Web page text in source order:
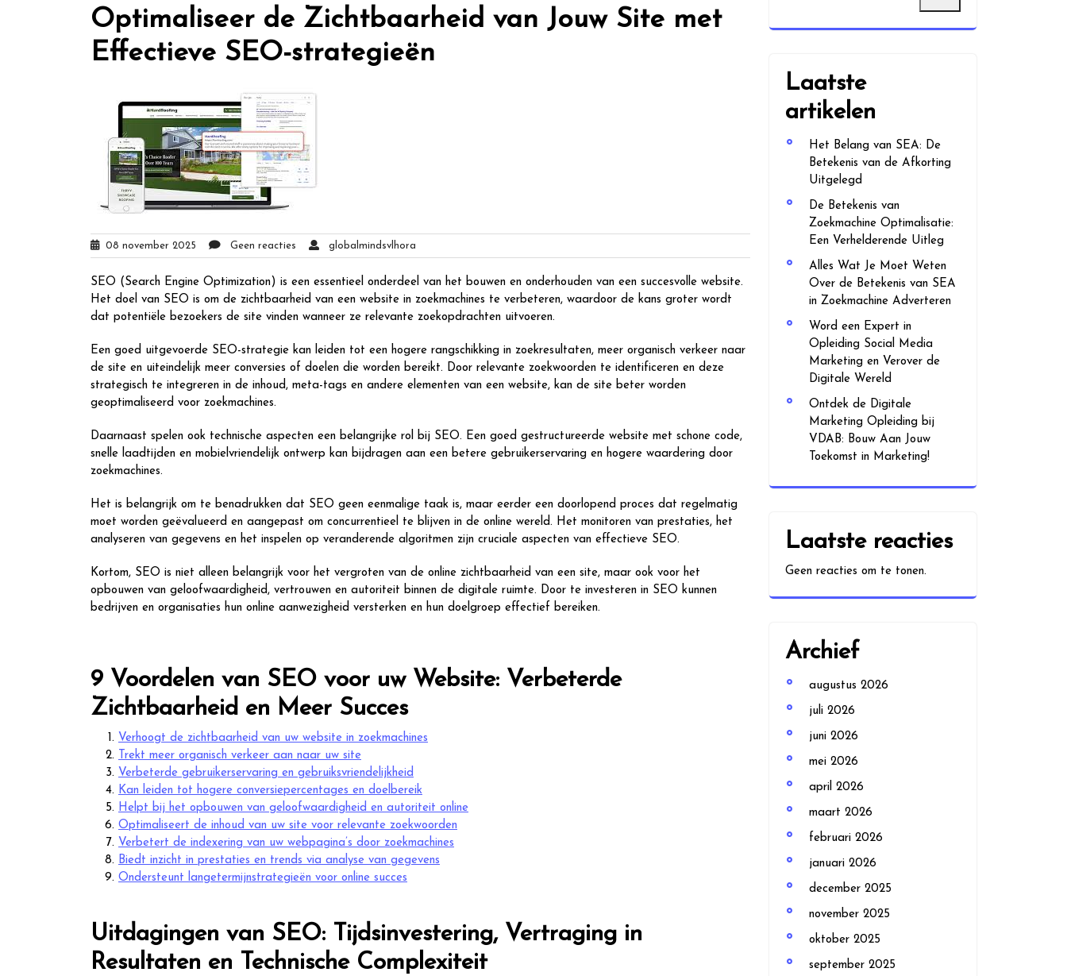
Optimaliseer de Zichtbaarheid van Jouw Site met
Effectieve SEO-strategieën
08 november 2025 Geen reacties globalmindsvlhora
SEO (Search Engine Optimization) is een essentieel onderdeel van het bouwen en onderhouden van een succesvolle website.
Het doel van SEO is om de zichtbaarheid van een website in zoekmachines te verbeteren, waardoor de kans groter wordt
dat potentiële bezoekers de site vinden wanneer ze relevante zoekopdrachten uitvoeren.
Een goed uitgevoerde SEO-strategie kan leiden tot een hogere rangschikking in zoekresultaten, meer organisch verkeer naar
de site en uiteindelijk meer conversies of doelen die worden bereikt. Door relevante zoekwoorden te identificeren en deze
strategisch te integreren in de inhoud, meta-tags en andere elementen van een website, kan de site beter worden
geoptimaliseerd voor zoekmachines.
Daarnaast spelen ook technische aspecten een belangrijke rol bij SEO. Een goed gestructureerde website met schone code,
snelle laadtijden en mobielvriendelijk ontwerp kan bijdragen aan een betere gebruikerservaring en hogere waardering door
zoekmachines.
Het is belangrijk om te benadrukken dat SEO geen eenmalige taak is, maar eerder een doorlopend proces dat regelmatig
moet worden geëvalueerd en aangepast om concurrentieel te blijven in de online wereld. Het monitoren van prestaties, het
analyseren van gegevens en het inspelen op veranderende algoritmen zijn cruciale aspecten van effectieve SEO.
Kortom, SEO is niet alleen belangrijk voor het vergroten van de online zichtbaarheid van een site, maar ook voor het
opbouwen van geloofwaardigheid, vertrouwen en autoriteit binnen de digitale ruimte. Door te investeren in SEO kunnen
bedrijven en organisaties hun online aanwezigheid versterken en hun doelgroep effectief bereiken.
9 Voordelen van SEO voor uw Website: Verbeterde
Zichtbaarheid en Meer Succes
Verhoogt de zichtbaarheid van uw website in zoekmachines
Trekt meer organisch verkeer aan naar uw site
Verbeterde gebruikerservaring en gebruiksvriendelijkheid
Kan leiden tot hogere conversiepercentages en doelbereik
Helpt bij het opbouwen van geloofwaardigheid en autoriteit online
Optimaliseert de inhoud van uw site voor relevante zoekwoorden
Verbetert de indexering van uw webpagina’s door zoekmachines
Biedt inzicht in prestaties en trends via analyse van gegevens
Ondersteunt langetermijnstrategieën voor online succes
Uitdagingen van SEO: Tijdsinvestering, Vertraging in
Resultaten en Technische Complexiteit
Laatste
artikelen
Het Belang van SEA: De
Betekenis van de Afkorting
Uitgelegd
De Betekenis van
Zoekmachine Optimalisatie:
Een Verhelderende Uitleg
Alles Wat Je Moet Weten
Over de Betekenis van SEA
in Zoekmachine Adverteren
Word een Expert in
Opleiding Social Media
Marketing en Verover de
Digitale Wereld
Ontdek de Digitale
Marketing Opleiding bij
VDAB: Bouw Aan Jouw
Toekomst in Marketing!
Laatste reacties
Geen reacties om te tonen.
Archief
augustus 2026
juli 2026
juni 2026
mei 2026
april 2026
maart 2026
februari 2026
januari 2026
december 2025
november 2025
oktober 2025
september 2025